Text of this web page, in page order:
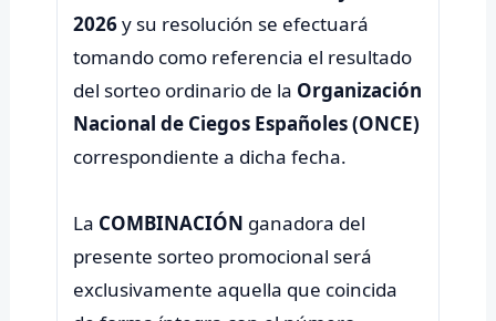
2026y su resolución se efectuará
tomando como referencia el resultado
del sorteo ordinario de la Organización
Nacional de Ciegos Españoles (ONCE)
correspondiente a dicha fecha.
La COMBINACIÓN ganadora del
presente sorteo promocional será
exclusivamente aquella que coincida